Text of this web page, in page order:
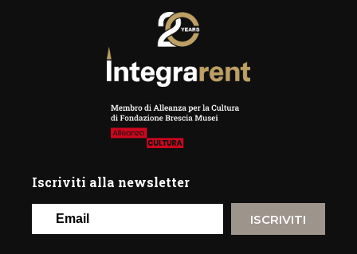
Iscriviti alla newsletter
ISCRIVITI